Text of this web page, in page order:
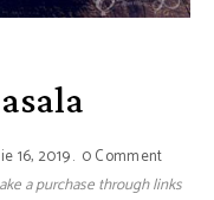
16, 2019 0 Comment
a purchase through links